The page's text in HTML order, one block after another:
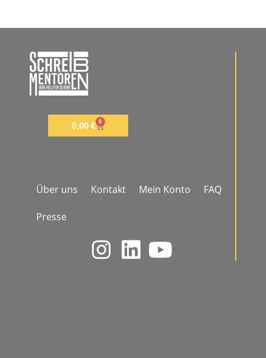
0,00 € 0
Über uns Kontakt Mein Konto FAQ
Presse